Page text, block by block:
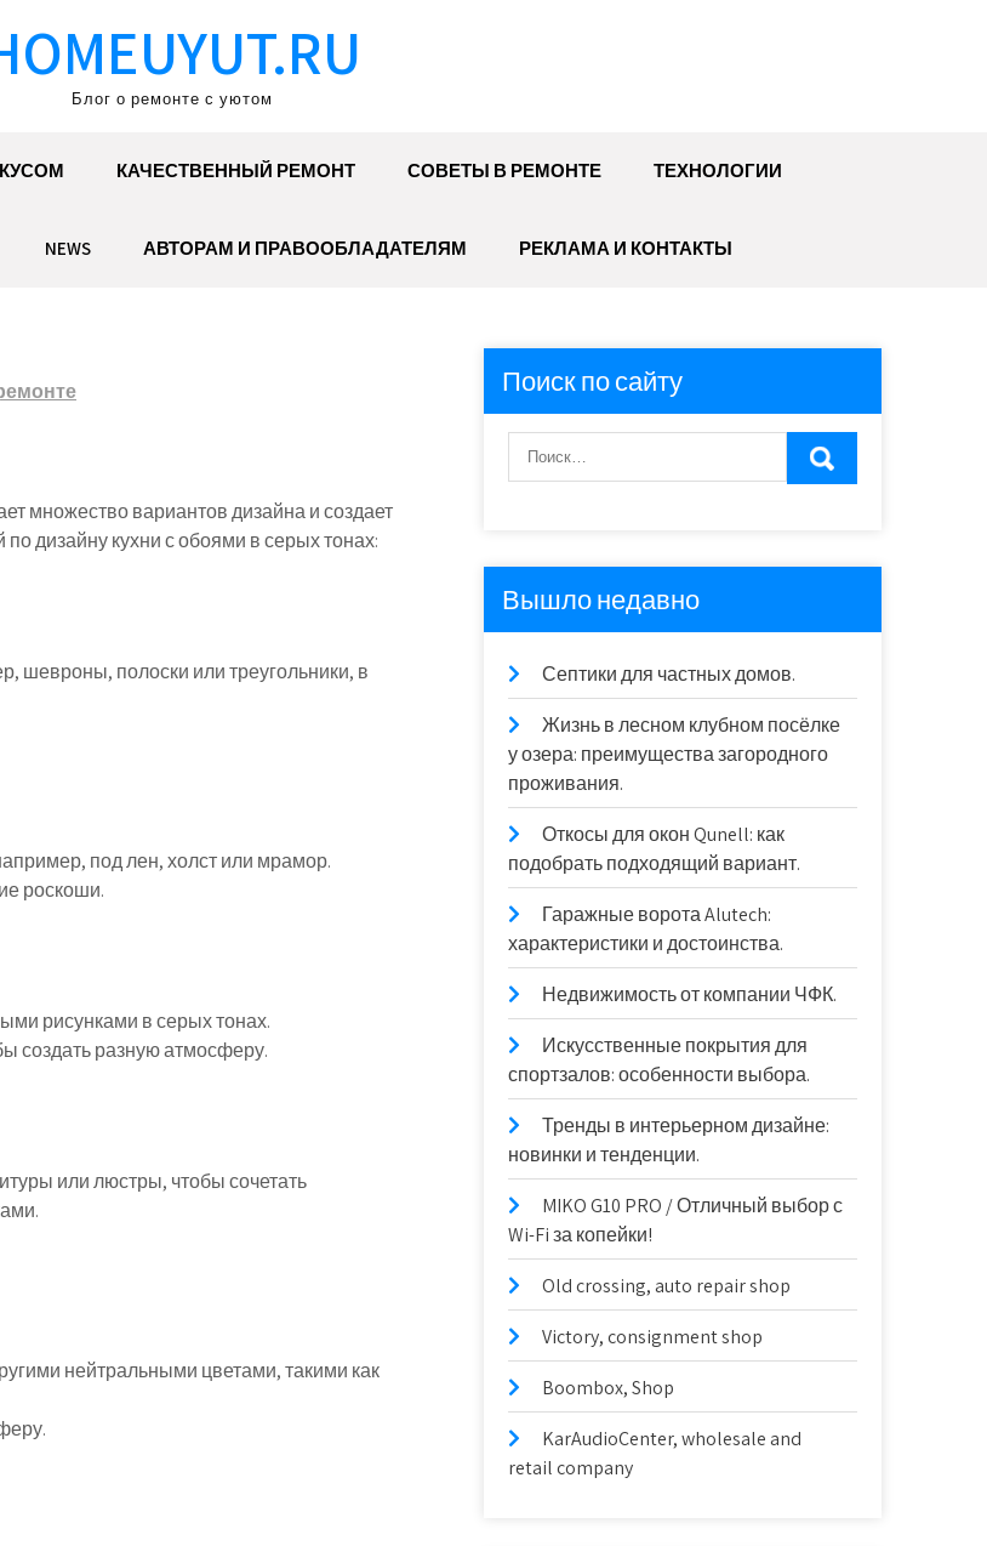
Блог о ремонте с уютом
КАЧЕСТВЕННЫЙ РЕМОНТ СОВЕТЫ В РЕМОНТЕ ТЕХНОЛОГИИ
NEWS АВТОРАМ И ПРАВООБЛАДАТЕЛЯМ РЕКЛАМА И КОНТАКТЫ
множество вариантов дизайна и создает
дизайну кухни с обоями в серых тонах:
шевроны, полоски или треугольники, в
под лен, холст или мрамор.
роскоши.
рисунками в серых тонах.
создать разную атмосферу.
или люстры, чтобы сочетать
нейтральными цветами, такими как
Поиск по сайту
Вышло недавно
Септики для частных домов.
Жизнь в лесном клубном посёлке
у озера: преимущества загородного
проживания.
Откосы для окон Qunell: как
подобрать подходящий вариант.
Гаражные ворота Alutech:
характеристики и достоинства.
Недвижимость от компании ЧФК.
Искусственные покрытия для
спортзалов: особенности выбора.
Тренды в интерьерном дизайне:
новинки и тенденции.
MIKO G10 PRO / Отличный выбор с
Wi-Fi за копейки!
Old crossing, auto repair shop
Victory, consignment shop
Boombox, Shop
KarAudioCenter, wholesale and
retail company